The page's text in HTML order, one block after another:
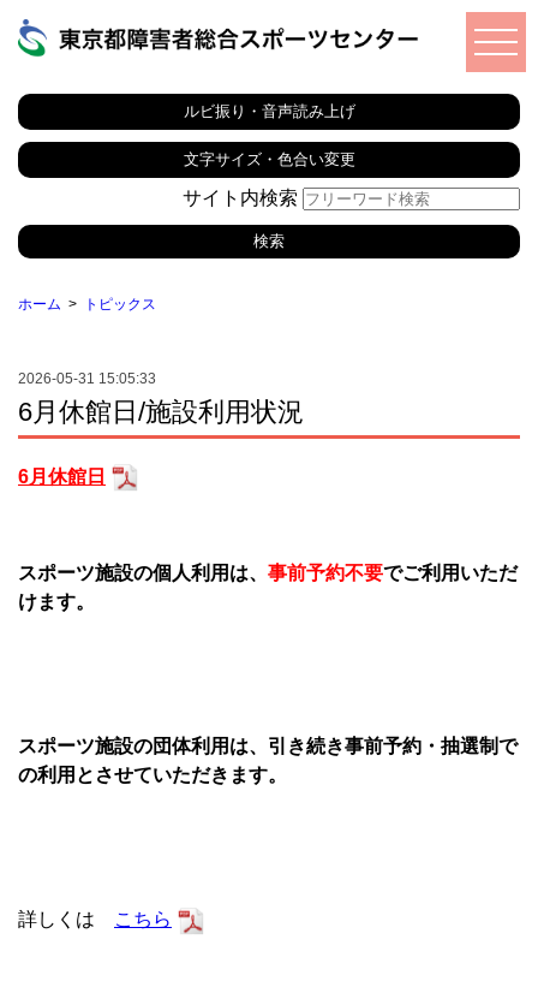
ルビ振り・音声読み上げ
文字サイズ・色合い変更
サイト内検索
ホーム トピックス
2026-05-31 15:05:33
6月休館日/施設利用状況
6月休館日
スポーツ施設の個人利用は、 事前予約不要でご利用いただ
けます。
スポーツ施設の団体利用は、引き続き事前予約・抽選制で
の利用とさせていただきます。
詳しくは こちら